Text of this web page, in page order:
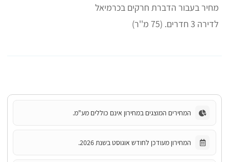
מחיר בעבור הדברת חרקים בכרמיאל
לדירה 3 חדרים. (75 מ''ר)
המחירים המוצגים במחירון אינם כוללים מע"מ.
המחירון מעודכן לחודש אוגוסט בשנת 2026.